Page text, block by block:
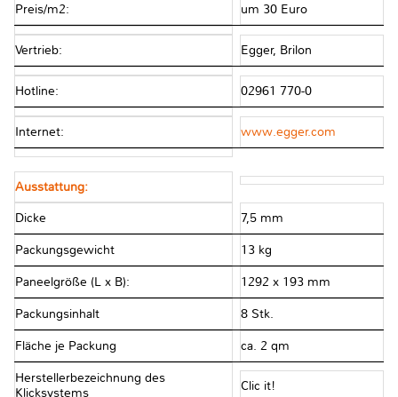
Preis/m2: um 30 Euro
Vertrieb: Egger, Brilon
Hotline: 02961 770-0
Internet: www.egger.com
Ausstattung:
Dicke 7,5 mm
Packungsgewicht 13 kg
Paneelgröße (L x B): 1292 x 193 mm
Packungsinhalt 8 Stk.
Fläche je Packung ca. 2 qm
Herstellerbezeichnung des
Klicksystems
Clic it!